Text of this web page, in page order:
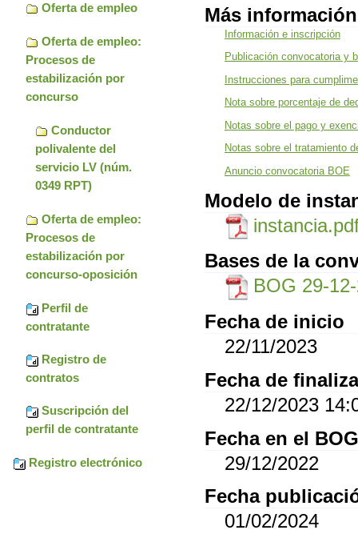
Oferta de empleo
Oferta de empleo:
Procesos de
estabilización por
concurso
Conductor
polivalente del
servicio LV (núm.
0349 RPT)
Oferta de empleo:
Procesos de
estabilización por
concurso-oposición
Perfil de
contratante
Registro de
contratos
Suscripción del
perfil de contratante
Registro electrónico
Más información
Información e inscripción
Publicación convocatoria y
Instrucciones para
Nota sobre porcentaje de
Notas sobre el pago y
Notas sobre el tratamiento
Anuncio convocatoria BOE
Modelo de
Bases de la
BOG 29-
Fecha de inicio
22/11/2023
Fecha de
22/12/2023
Fecha en el BOG
29/12/2022
Fecha
01/02/2024